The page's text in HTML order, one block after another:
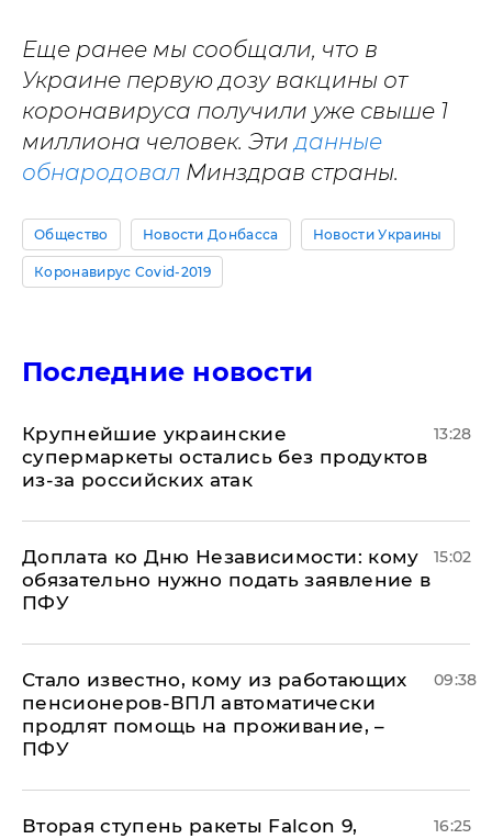
Еще ранее мы сообщали, что в
Украине первую дозу вакцины от
коронавируса получили уже свыше 1
миллиона человек. Эти данные
обнародовал Минздрав страны.
Общество Новости Донбасса Новости Украины
Коронавирус Covid-2019
Последние новости
Крупнейшие украинские
супермаркеты остались без продуктов
из-за российских атак
13:28
Доплата ко Дню Независимости: кому
обязательно нужно подать заявление в
ПФУ
15:02
Стало известно, кому из работающих
пенсионеров-ВПЛ автоматически
продлят помощь на проживание, –
ПФУ
09:38
Вторая ступень ракеты Falcon 9,
16:25